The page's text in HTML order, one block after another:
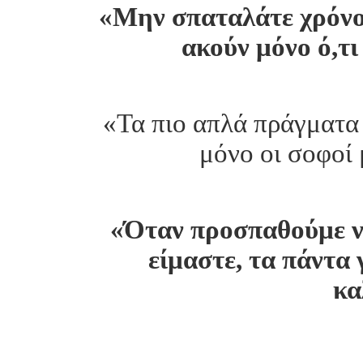
«Μην σπαταλάτε
ακούν μόνο
«Τα πιο απλά πράγματα
μόνο οι
«Όταν προσπαθούμε
είμαστε, τα πάντα